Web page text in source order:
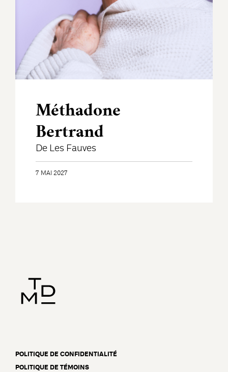
Méthadone
Bertrand
De Les Fauves
7 MAI 2027
POLITIQUE DE CONFIDENTIALITÉ
POLITIQUE DE TÉMOINS